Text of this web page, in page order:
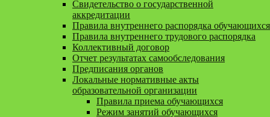
Свидетельство о государственной
аккредитации
Правила внутреннего распорядка обучающихся
Правила внутреннего трудового распорядка
Коллективный договор
Отчет результатах самообследования
Предписания органов
Локальные нормативные акты
образовательной организации
Правила приема обучающихся
Режим занятий обучающихся